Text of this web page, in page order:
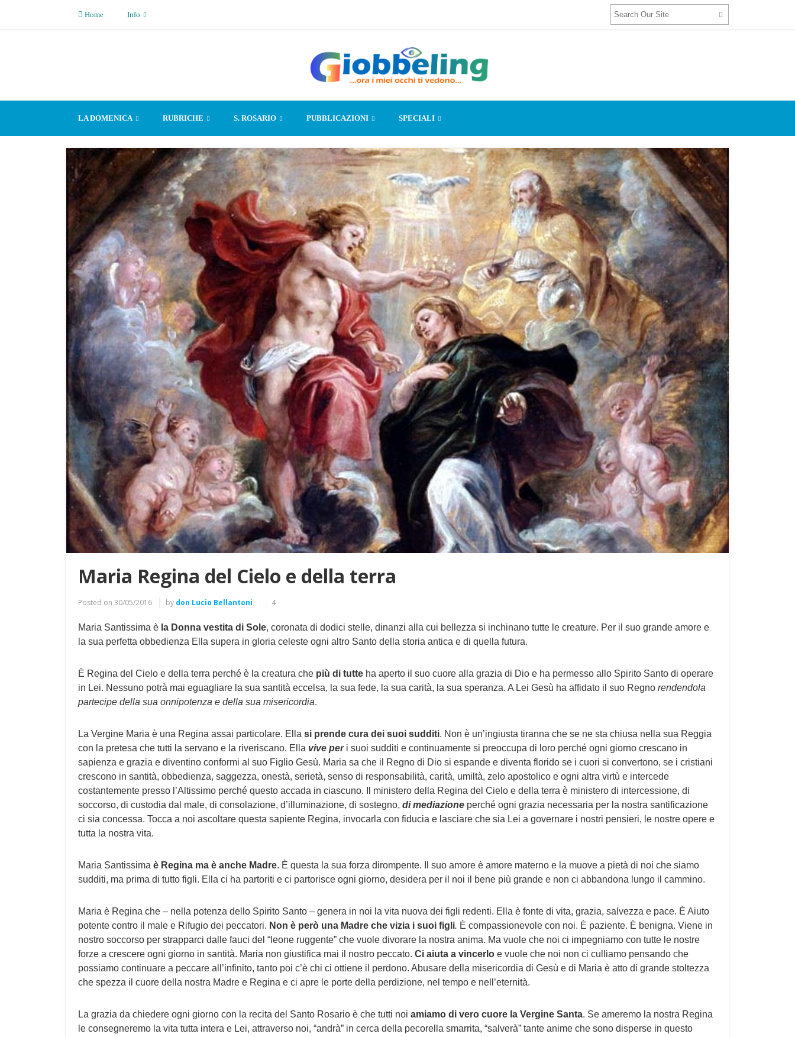
Home Info
LA DOMENICA RUBRICHE S. ROSARIO PUBBLICAZIONI SPECIALI
Maria Regina del Cielo e della terra
Posted on 30/05/2016 by don Lucio Bellantoni 4
Maria Santissima è la Donna vestita di Sole, coronata di dodici stelle, dinanzi alla cui bellezza si inchinano tutte le creature. Per il suo grande amore e
la sua perfetta obbedienza Ella supera in gloria celeste ogni altro Santo della storia antica e di quella futura.
È Regina del Cielo e della terra perché è la creatura che più di tutte ha aperto il suo cuore alla grazia di Dio e ha permesso allo Spirito Santo di operare
in Lei. Nessuno potrà mai eguagliare la sua santità eccelsa, la sua fede, la sua carità, la sua speranza. A Lei Gesù ha affidato il suo Regno rendendola
partecipe della sua onnipotenza e della sua misericordia.
La Vergine Maria è una Regina assai particolare. Ella si prende cura dei suoi sudditi. Non è un’ingiusta tiranna che se ne sta chiusa nella sua Reggia
con la pretesa che tutti la servano e la riveriscano. Ella vive peri suoi sudditi e continuamente si preoccupa di loro perché ogni giorno crescano in
sapienza e grazia e diventino conformi al suo Figlio Gesù. Maria sa che il Regno di Dio si espande e diventa florido se i cuori si convertono, se i cristiani
crescono in santità, obbedienza, saggezza, onestà, serietà, senso di responsabilità, carità, umiltà, zelo apostolico e ogni altra virtù e intercede
costantemente presso l’Altissimo perché questo accada in ciascuno. Il ministero della Regina del Cielo e della terra è ministero di intercessione, di
soccorso, di custodia dal male, di consolazione, d’illuminazione, di sostegno, di mediazione perché ogni grazia necessaria per la nostra santificazione
ci sia concessa. Tocca a noi ascoltare questa sapiente Regina, invocarla con fiducia e lasciare che sia Lei a governare i nostri pensieri, le nostre opere e
tutta la nostra vita.
Maria Santissima è Regina ma è anche Madre. È questa la sua forza dirompente. Il suo amore è amore materno e la muove a pietà di noi che siamo
sudditi, ma prima di tutto figli. Ella ci ha partoriti e ci partorisce ogni giorno, desidera per il noi il bene più grande e non ci abbandona lungo il cammino.
Maria è Regina che – nella potenza dello Spirito Santo – genera in noi la vita nuova dei figli redenti. Ella è fonte di vita, grazia, salvezza e pace. È Aiuto
potente contro il male e Rifugio dei peccatori. Non è però una Madre che vizia i suoi figli. È compassionevole con noi. È paziente. È benigna. Viene in
nostro soccorso per strapparci dalle fauci del “leone ruggente” che vuole divorare la nostra anima. Ma vuole che noi ci impegniamo con tutte le nostre
forze a crescere ogni giorno in santità. Maria non giustifica mai il nostro peccato. Ci aiuta a vincerlo e vuole che noi non ci culliamo pensando che
possiamo continuare a peccare all’infinito, tanto poi c’è chi ci ottiene il perdono. Abusare della misericordia di Gesù e di Maria è atto di grande stoltezza
che spezza il cuore della nostra Madre e Regina e ci apre le porte della perdizione, nel tempo e nell’eternità.
La grazia da chiedere ogni giorno con la recita del Santo Rosario è che tutti noi amiamo di vero cuore la Vergine Santa. Se ameremo la nostra Regina
le consegneremo la vita tutta intera e Lei, attraverso noi, “andrà” in cerca della pecorella smarrita, “salverà” tante anime che sono disperse in questo